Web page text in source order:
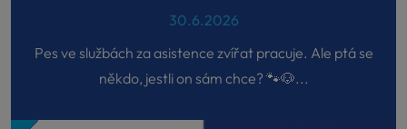
30.6.2026
Pes ve službách za asistence zvířat pracuje. Ale ptá se
někdo, jestli on sám chce? 🐾🐶...